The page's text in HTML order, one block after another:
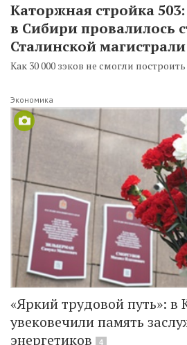
Каторжная стройка
в Сибири провалилось
Сталинской магистрали
Как 30 000 зэков не смогли
Экономика
«Яркий трудовой путь»: в
увековечили память
энергетиков
4